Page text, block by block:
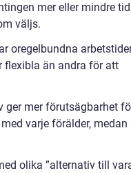
mer eller mindre
väljs.
oregelbundna
flexibla än andra för att
ger mer förutsägbarhet
varje förälder, medan
olika ”alternativ till